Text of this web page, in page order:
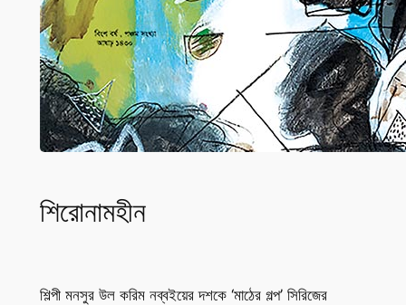
শিরোনামহীন
শিল্পী মনসুর উল করিম নব্বইয়ের দশকে ‘মাঠের গল্প’ সিরিজের